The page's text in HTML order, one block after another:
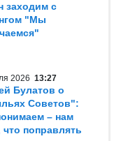
заходим с
"Мы
2026 13:27
Булатов о
Советов":
– нам
что поправлять